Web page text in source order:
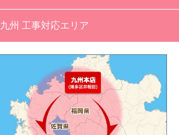
九州 工事対応エリア